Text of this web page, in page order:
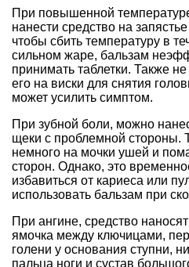
При повышенной
нанести средство на
чтобы сбить температуру в
сильном жаре, бальзам
принимать таблетки. Также
его на виски для снятия
может усилить симптом.
При зубной боли, можно
щеки с проблемной стороны.
немного на мочки ушей и
сторон. Однако, это
избавиться от кариеса или
использовать бальзам при
При ангине, средство
ямочка между ключицами,
голени у основания ступни,
пальца ноги и сустав